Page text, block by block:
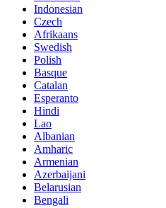
Indonesian
Czech
Afrikaans
Swedish
Polish
Basque
Catalan
Esperanto
Hindi
Lao
Albanian
Amharic
Armenian
Azerbaijani
Belarusian
Bengali